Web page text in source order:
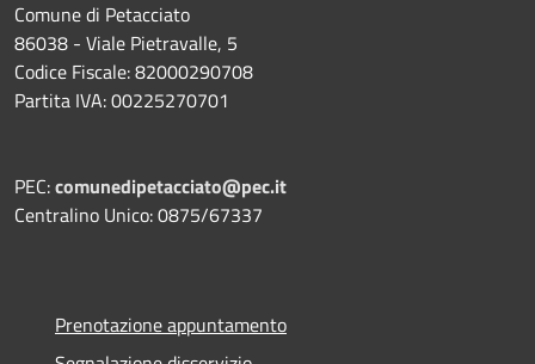
Comune di Petacciato
86038 - Viale Pietravalle, 5
Codice Fiscale: 82000290708
Partita IVA: 00225270701
PEC:comunedipetacciato@pec.it
Centralino Unico: 0875/67337
Prenotazione appuntamento